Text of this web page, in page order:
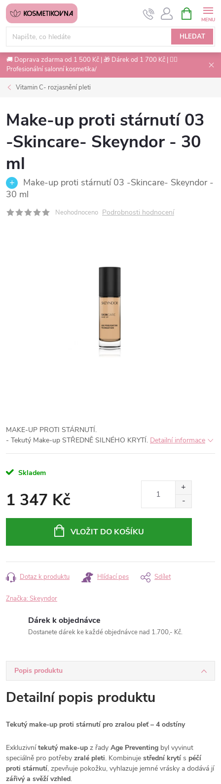
Přejít
obsah
HLEDAT
NÁKUPNÍ
KOŠÍK
🚚 Doprava zdarma od 1 500 Kč | 🎁 Dárek od 1 700 Kč | 💇‍♀️
Profesionální salonní kosmetika/
Vitamin C- rozjasnění pleti
Make-up proti stárnutí 03
-Skincare- Skeyndor - 30
ml
Make-up proti stárnutí 03 -Skincare- Skeyndor -
30 ml
Neohodnoceno Podrobnosti hodnocení
MAKE-UP PROTI STÁRNUTÍ.
- Tekutý Make-up STŘEDNĚ SILNÉHO KRYTÍ. Detailní informace
Skladem
1 347 Kč
VLOŽIT DO KOŠÍKU
Dotaz k produktu Hlídací pes Sdílet
Značka: Skeyndor
Dárek k objednávce
Dostanete dárek ke každé objednávce nad 1.700,- Kč.
Popis produktu
Detailní popis produktu
Tekutý make-up proti stárnutí pro zralou pleť – 4 odstíny
Exkluzivnítekutý make-up z řady Age Preventing byl vyvinut
speciálně pro potřeby zralé pleti. Kombinuje střední krytí s péčí
proti stárnutí, zpevňuje pokožku, vyhlazuje jemné vrásky a dodává jí
zářivý a svěží vzhled.